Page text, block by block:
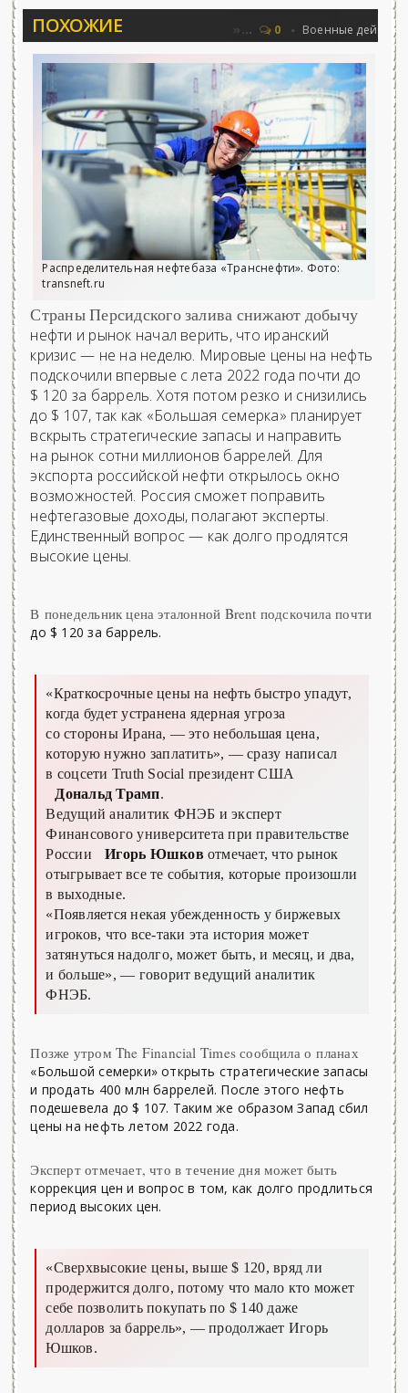
ПОХОЖИЕ
25.06.2026 - «Новости»... 0 Военные действия
Распределительная нефтебаза «Транснефти». Фото:
transneft.ru
Страны Персидского залива снижают добычу
нефти и рынок начал верить, что иранский
кризис — не на неделю. Мировые цены на нефть
подскочили впервые с лета 2022 года почти до
$ 120 за баррель. Хотя потом резко и снизились
до $ 107, так как «Большая семерка» планирует
вскрыть стратегические запасы и направить
на рынок сотни миллионов баррелей. Для
экспорта российской нефти открылось окно
возможностей. Россия сможет поправить
нефтегазовые доходы, полагают эксперты.
Единственный вопрос — как долго продлятся
высокие цены.
В понедельник цена эталонной Brent подскочила почти
до $ 120 за баррель.
«Краткосрочные цены на нефть быстро упадут,
когда будет устранена ядерная угроза
со стороны Ирана, — это небольшая цена,
которую нужно заплатить», — сразу написал
в соцсети Truth Social президент США
Дональд Трамп.
Ведущий аналитик ФНЭБ и эксперт
Финансового университета при правительстве
России
Игорь Юшковотмечает, что рынок
отыгрывает все те события, которые произошли
в выходные.
«Появляется некая убежденность у биржевых
игроков, что все-таки эта история может
затянуться надолго, может быть, и месяц, и два,
и больше», — говорит ведущий аналитик
ФНЭБ.
Позже утром The Financial Times сообщила о планах
«Большой семерки» открыть стратегические запасы
и продать 400 млн баррелей. После этого нефть
подешевела до $ 107. Таким же образом Запад сбил
цены на нефть летом 2022 года.
Эксперт отмечает, что в течение дня может быть
коррекция цен и вопрос в том, как долго продлиться
период высоких цен.
«Сверхвысокие цены, выше $ 120, вряд ли
продержится долго, потому что мало кто может
себе позволить покупать по $ 140 даже
долларов за баррель», — продолжает Игорь
Юшков.